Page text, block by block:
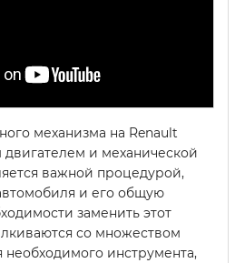
механизма на Renault
и механической
важной процедурой,
и его общую
заменить этот
со множеством
инструмента,